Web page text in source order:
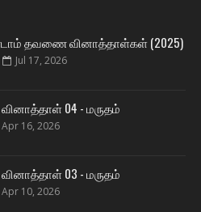
தவணை வினாத்தாள்கள் (2025)
Jul 17, 2026
வினாத்தாள் 04 - மருதம்
Apr 16, 2026
வினாத்தாள் 03 - மருதம்
Apr 10, 2026